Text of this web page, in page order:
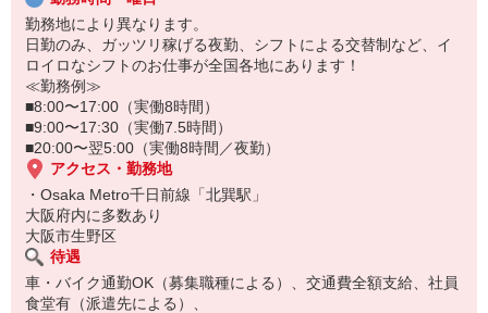
勤務地により異なります。
日勤のみ、ガッツリ稼げる夜勤、シフトによる交替制など、イ
ロイロなシフトのお仕事が全国各地にあります！
≪勤務例≫
■8:00〜17:00（実働8時間）
■9:00〜17:30（実働7.5時間）
■20:00〜翌5:00（実働8時間／夜勤）
アクセス・勤務地
・Osaka Metro千日前線「北巽駅」
大阪府内に多数あり
大阪市生野区
待遇
車・バイク通勤OK（募集職種による）、交通費全額支給、社員
食堂有（派遣先による）、